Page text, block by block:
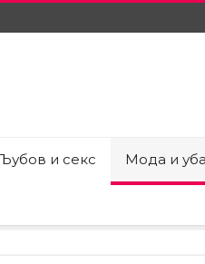
и секс Мода и